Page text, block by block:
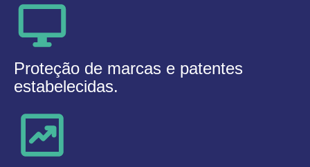
Proteção de marcas e patentes
estabelecidas.